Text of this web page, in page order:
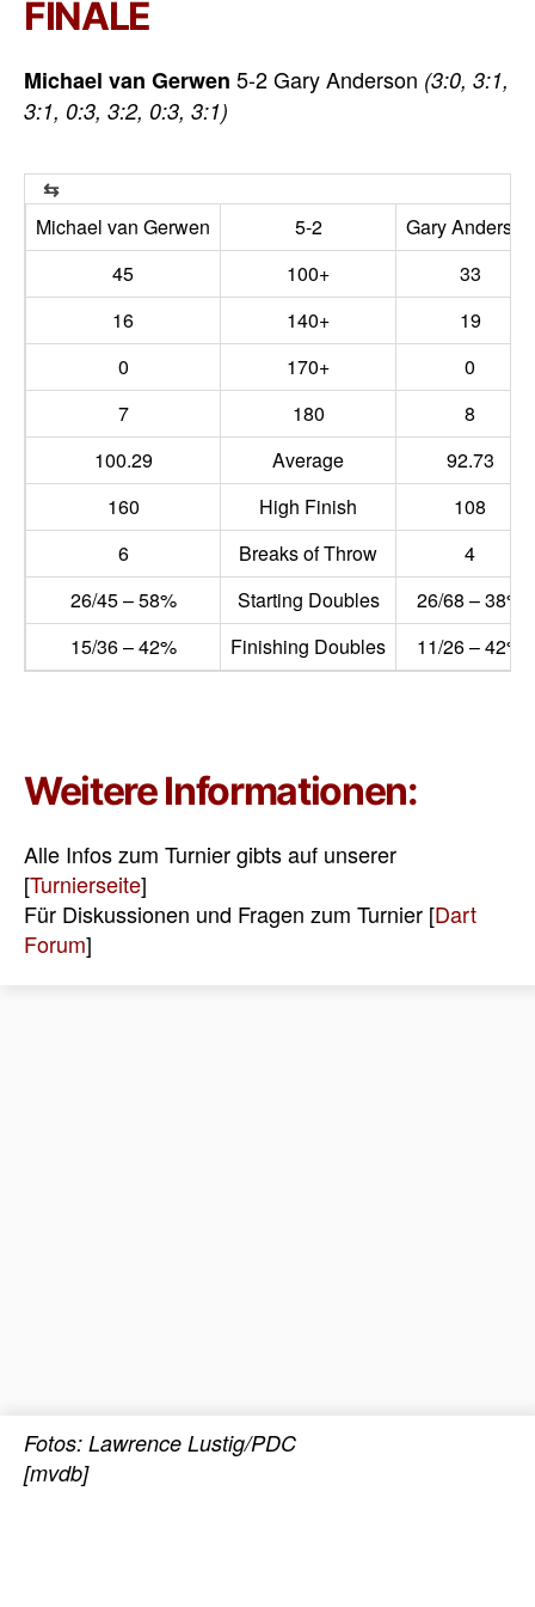
FINALE
Michael van Gerwen 5-2 Gary Anderson (3:0, 3:1,
3:1, 0:3, 3:2, 0:3, 3:1)
Michael van Gerwen 5-2
Gary Anderson
45
100+
33
16
140+
19
0
170+
0
7
180
8
100.29
Average
92.73
160
High Finish
108
6
Breaks of Throw
4
26/45 – 58%
Starting Doubles
26/68 – 38%
15/36 – 42%
Finishing Doubles 11/26 – 42%
Weitere Informationen:
Alle Infos zum Turnier gibts auf unserer
[Turnierseite]
Für Diskussionen und Fragen zum Turnier [Dart
Forum]
Fotos: Lawrence Lustig/PDC
[mvdb]